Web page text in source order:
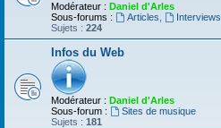
Modérateur : Daniel d'Arles
Sous-forums :
Articles Interviews
Sujets : 224
Infos du Web
Modérateur : Daniel d'Arles
Sous-forum :
Sites de musique
Sujets : 181